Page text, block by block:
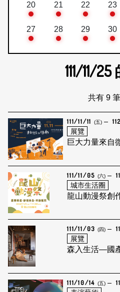
20 21 22 23
27 28 29 30
111/11/25
共有 9
111/11/11 (五)
展覽
巨大力量來自
111/11/05 (六)
城市生活圈
龍山動漫祭創
111/11/03 (四)
展覽
森入生活—國
111/10/14 (五)